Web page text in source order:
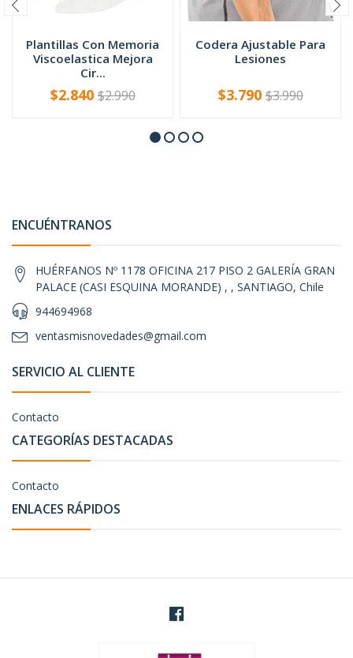
Plantillas Con Memoria
Viscoelastica Mejora
Cir...
+
$2.840$2.990
Codera Ajustable Para
Lesiones
+
$3.790$3.990
ENCUÉNTRANOS
HUÉRFANOS Nº 1178 OFICINA 217 PISO 2 GALERÍA GRAN
PALACE (CASI ESQUINA MORANDE) , , SANTIAGO, Chile
944694968
ventasmisnovedades@gmail.com
SERVICIO AL CLIENTE
Contacto
CATEGORÍAS DESTACADAS
Contacto
ENLACES RÁPIDOS